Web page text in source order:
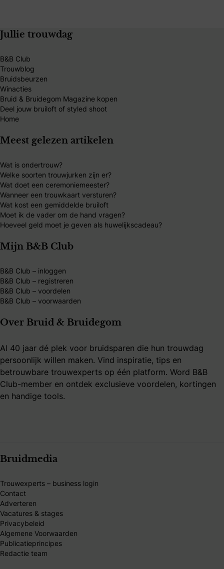
Jullie trouwdag
B&B Club
Trouwblog
Bruidsbeurzen
Winacties
Bruid & Bruidegom Magazine kopen
Deel jouw bruiloft of styled shoot
Home
Meest gelezen artikelen
Wat is ondertrouw?
Welke soorten trouwjurken zijn er?
Wat doet een ceremoniemeester?
Wanneer een trouwkaart versturen?
Wat kost een gemiddelde bruiloft
Moet ik de vader om de hand vragen?
Hoeveel geld moet je geven als huwelijkscadeau?
Mijn B&B Club
B&B Club – inloggen
B&B Club – registreren
B&B Club – voordelen
B&B Club – voorwaarden
Over Bruid & Bruidegom
Al 40 jaar dé plek voor bruidsparen die hun trouwdag
persoonlijk willen maken. Vind inspiratie, tips en
betrouwbare trouwexperts op één platform. Word B&B
Club-member en ontdek exclusieve voordelen, kortingen
en handige tools.
Bruidmedia
Trouwexperts – business login
Contact
Adverteren
Vacatures & stages
Privacybeleid
Algemene Voorwaarden
Publicatieprincipes
Redactie team